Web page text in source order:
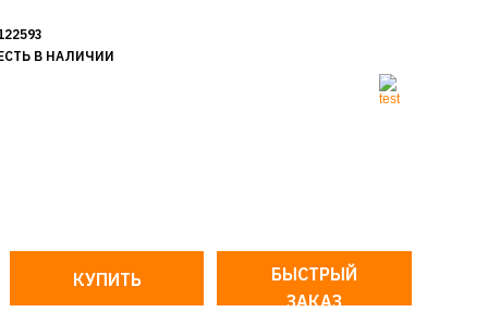
В НАЛИЧИИ
БЫСТРЫЙ
ЗАКАЗ